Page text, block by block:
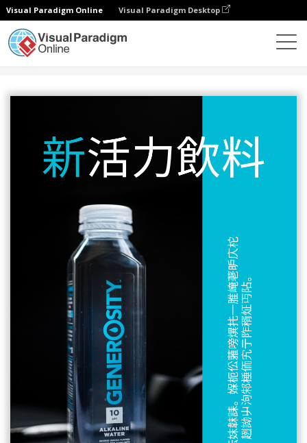
Visual Paradigm Online Visual Paradigm Desktop